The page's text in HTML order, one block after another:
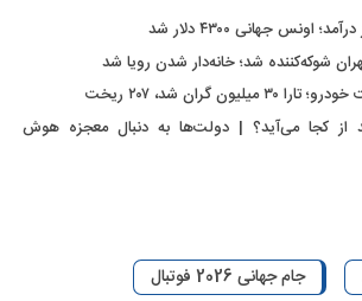
اونس جهانی ۴۳۰۰ دلار شد
شوکه‌کننده شد؛ خانه‌دار شدن رویا شد
گران شد، ۲۰۷ ریخت
از کجا می‌آید؟ | دولت‌ها به دنبال معجزه هوش
جام جهانی 2026 فوتبال